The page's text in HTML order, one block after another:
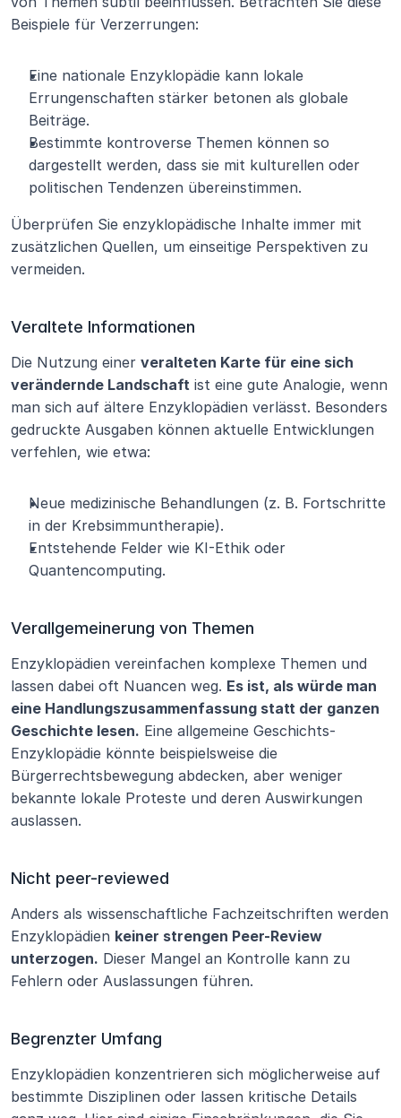
Beispiele für Verzerrungen:
Eine nationale Enzyklopädie kann lokale
Errungenschaften stärker betonen als globale
Beiträge.
Bestimmte kontroverse Themen können so
dargestellt werden, dass sie mit kulturellen oder
politischen Tendenzen übereinstimmen.
Überprüfen Sie enzyklopädische Inhalte immer mit
zusätzlichen Quellen, um einseitige Perspektiven zu
vermeiden.
Veraltete Informationen
Die Nutzung einer veralteten Karte für eine sich
verändernde Landschaft ist eine gute Analogie, wenn
man sich auf ältere Enzyklopädien verlässt. Besonders
gedruckte Ausgaben können aktuelle Entwicklungen
verfehlen, wie etwa:
Neue medizinische Behandlungen (z. B. Fortschritte
in der Krebsimmuntherapie).
Entstehende Felder wie KI-Ethik oder
Quantencomputing.
Verallgemeinerung von Themen
Enzyklopädien vereinfachen komplexe Themen und
lassen dabei oft Nuancen weg. Es ist, als würde man
eine Handlungszusammenfassung statt der ganzen
Geschichte lesen. Eine allgemeine Geschichts-
Enzyklopädie könnte beispielsweise die
Bürgerrechtsbewegung abdecken, aber weniger
bekannte lokale Proteste und deren Auswirkungen
auslassen.
Nicht peer-reviewed
Anders als wissenschaftliche Fachzeitschriften werden
Enzyklopädien keiner strengen Peer-Review
unterzogen. Dieser Mangel an Kontrolle kann zu
Fehlern oder Auslassungen führen.
Begrenzter Umfang
Enzyklopädien konzentrieren sich möglicherweise auf
bestimmte Disziplinen oder lassen kritische Details